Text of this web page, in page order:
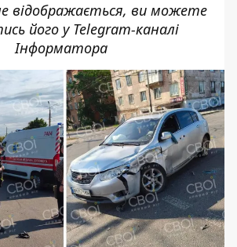
відображається, ви можете
його у Telegram-каналі
Інформатора